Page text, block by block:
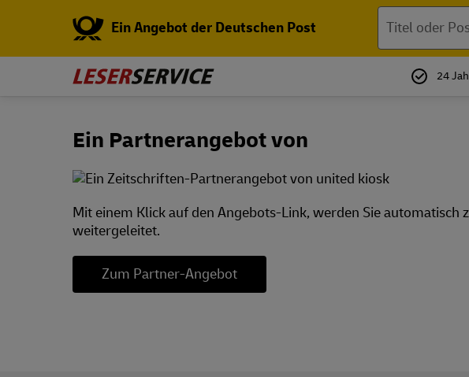
Ein Angebot der Deutschen Post
24
Ein Partnerangebot von
Mit einem Klick auf den Angebots-Link, werden Sie automatisch
weitergeleitet.
Zum Partner-Angebot